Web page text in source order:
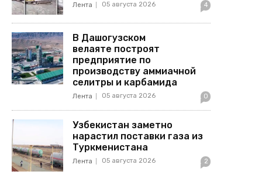
Лента 05 августа 2026 4
В Дашогузском
велаяте построят
предприятие по
производству аммиачной
селитры и карбамида
Лента 05 августа 2026 0
Узбекистан заметно
нарастил поставки газа из
Туркменистана
Лента 05 августа 2026 2